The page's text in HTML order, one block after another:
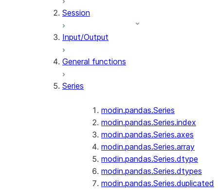
Session
Input/Output
General functions
Series
modin.pandas.Series
modin.pandas.Series.index
modin.pandas.Series.axes
modin.pandas.Series.array
modin.pandas.Series.dtype
modin.pandas.Series.dtypes
modin.pandas.Series.duplicated